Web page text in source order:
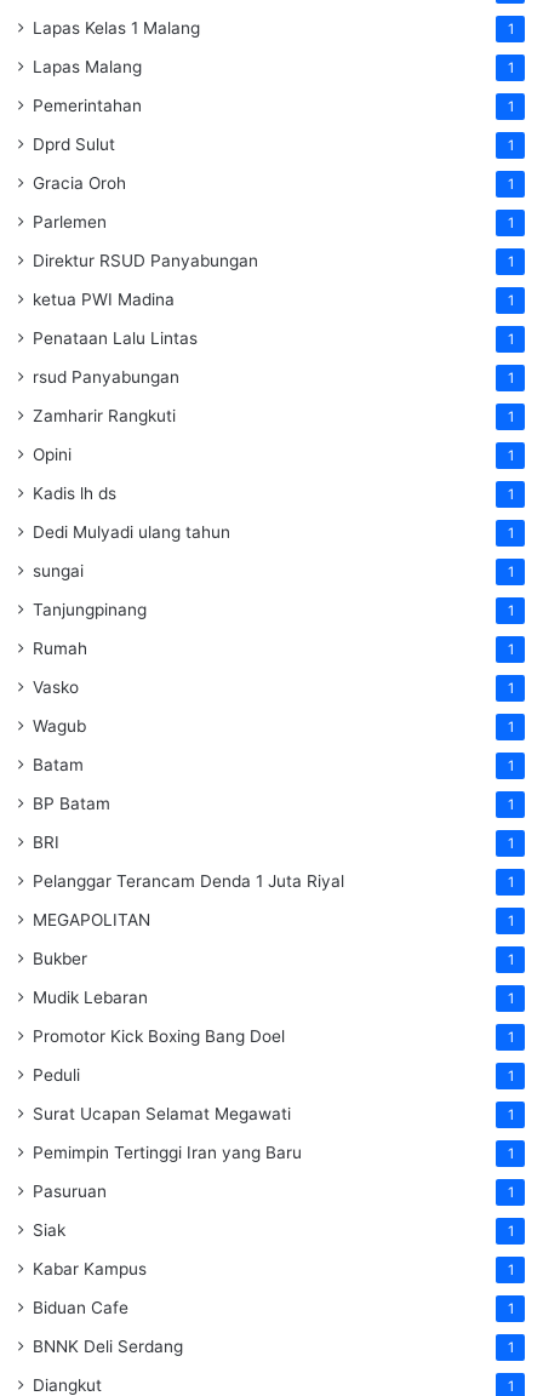
Lapas Kelas 1 Malang 1
Lapas Malang 1
Pemerintahan 1
Dprd Sulut 1
Gracia Oroh 1
Parlemen 1
Direktur RSUD Panyabungan 1
ketua PWI Madina 1
Penataan Lalu Lintas 1
rsud Panyabungan 1
Zamharir Rangkuti 1
Opini 1
Kadis lh ds 1
Dedi Mulyadi ulang tahun 1
sungai 1
Tanjungpinang 1
Rumah 1
Vasko 1
Wagub 1
Batam 1
BP Batam 1
BRI 1
Pelanggar Terancam Denda 1 Juta Riyal 1
MEGAPOLITAN 1
Bukber 1
Mudik Lebaran 1
Promotor Kick Boxing Bang Doel 1
Peduli 1
Surat Ucapan Selamat Megawati 1
Pemimpin Tertinggi Iran yang Baru 1
Pasuruan 1
Siak 1
Kabar Kampus 1
Biduan Cafe 1
BNNK Deli Serdang 1
Diangkut 1